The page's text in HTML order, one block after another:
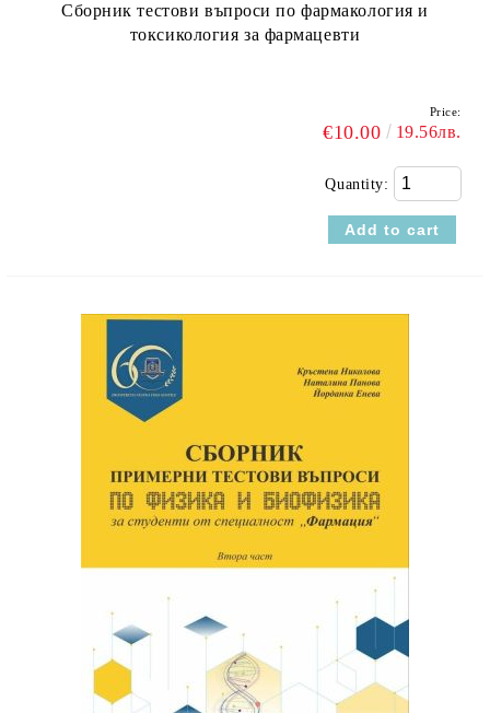
Сборник тестови въпроси по фармакология и
токсикология за фармацевти
Price:
€10.00 19.56лв.
Quantity: